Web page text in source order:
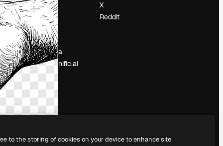
Eventi
Slidesgo
Vendi i tuoi
contenuti
Sala stampa
Cerchi magnific.ai
X
Reddit
to the storing of cookies on your device to enhance site